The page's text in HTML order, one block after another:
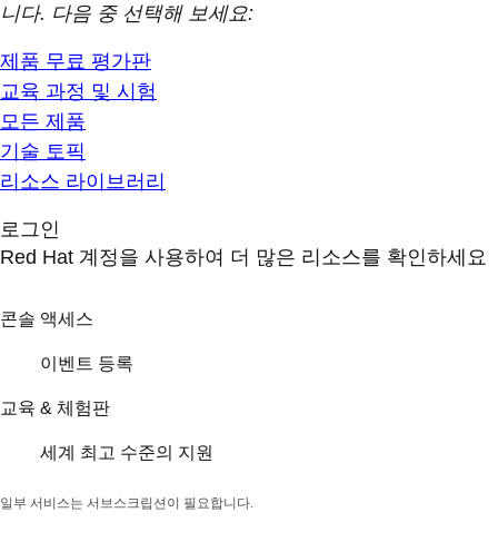
니다. 다음 중 선택해 보세요:
제품 무료 평가판
교육 과정 및 시험
모든 제품
기술 토픽
리소스 라이브러리
로그인
Red Hat 계정을 사용하여 더 많은 리소스를 확인하세요
콘솔 액세스
이벤트 등록
교육 & 체험판
세계 최고 수준의 지원
일부 서비스는 서브스크립션이 필요합니다.